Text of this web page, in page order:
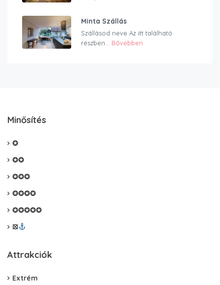
Minta Szállás
Szállásod neve Az itt található
részben... Bővebben
Minősítés
✪
✪✪
✪✪✪
✪✪✪✪
✪✪✪✪✪
⦻
Attrakciók
Extrém